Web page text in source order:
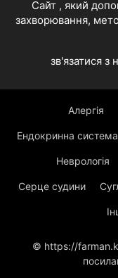
Cайт , який
захворювання,
зв'язатися з
Алергія
Ендокринна система
Неврологія
Серце судини
© https://